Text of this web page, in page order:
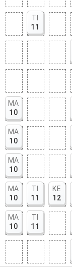
TI
11
MA
10
MA
10
MA
10
MA
10
TI
11
KE
12
MA
10
TI
11